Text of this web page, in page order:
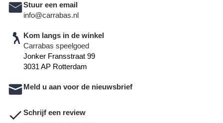
Stuur een email
info@carrabas.nl
Kom langs in de winkel
Carrabas speelgoed
Jonker Fransstraat 99
3031 AP Rotterdam
Meld u aan voor de nieuwsbrief
Schrijf een review